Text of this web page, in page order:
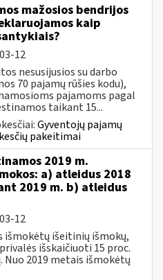
mažosios bendrijos
kaip
12
nesusijusios su darbo
70 pajamų rūšies kodu),
pajamoms pagal
taikant 15...
Gyventojų pajamų
pakeitimai
2019 m.
a) atleidus 2018
2019 m. b) atleidus
12
išmokėtų išeitinių išmokų,
išskaičiuoti 15 proc.
2019 metais išmokėtų